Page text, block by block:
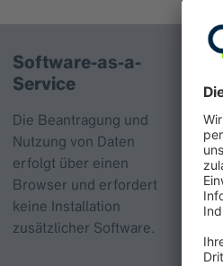
Software-as-a-
Service
Die Beantragung und
Nutzung von Daten
erfolgt über einen
Browser und erfordert
keine Installation
zusätzlicher Software.